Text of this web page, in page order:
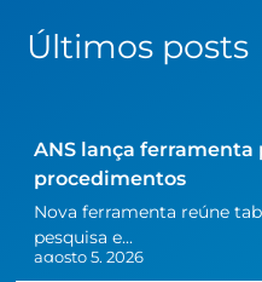
Últimos posts
ANS lança ferramenta
procedimentos
Nova ferramenta reúne
pesquisa e...
agosto 5, 2026